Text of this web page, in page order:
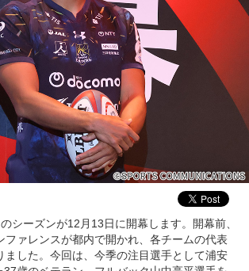
シーズンが12月13日に開幕します。開幕前、
ファレンスが都内で開かれ、各チームの代表
ました。今回は、今季の注目選手として浦安